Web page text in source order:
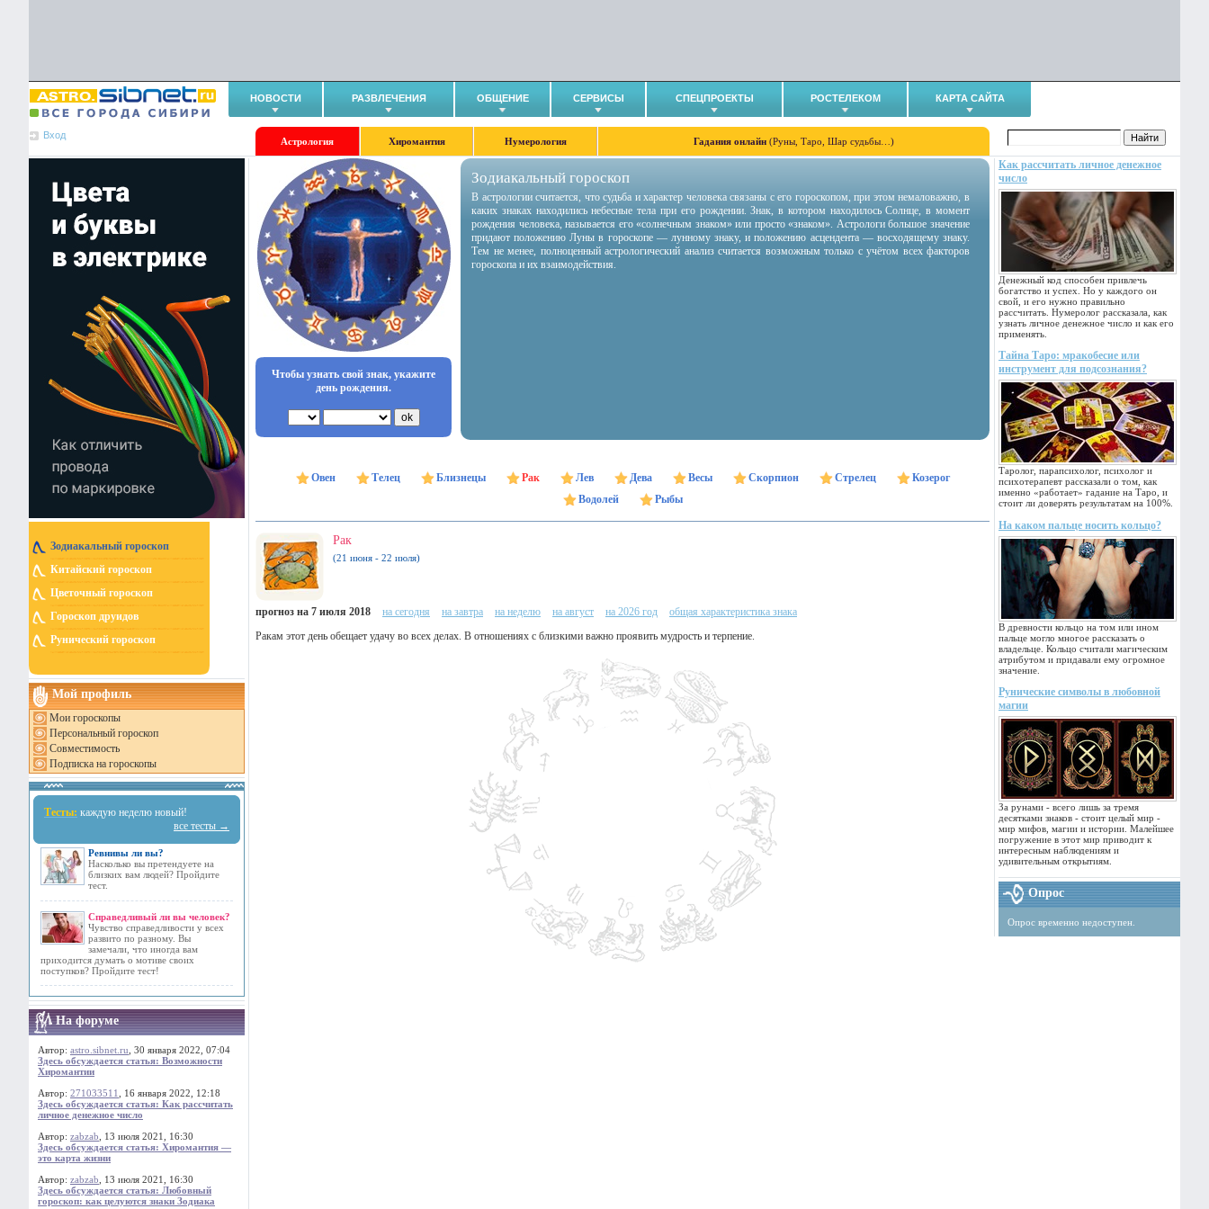
НОВОСТИ РАЗВЛЕЧЕНИЯ ОБЩЕНИЕ СЕРВИСЫ СПЕЦПРОЕКТЫ РОСТЕЛЕКОМ КАРТА САЙТА
Вход
Астрология Хиромантия Нумерология Гадания онлайн (Руны, Таро, Шар судьбы…)
Зодиакальный гороскоп
Китайский гороскоп
Цветочный гороскоп
Гороскоп друидов
Рунический гороскоп
Мой профиль
Мои гороскопы
Персональный гороскоп
Совместимость
Подписка на гороскопы
Тесты: каждую неделю новый!
все тесты →
Ревнивы ли вы?
Насколько вы претендуете на
близких вам людей? Пройдите
тест.
Справедливый ли вы человек?
Чувство справедливости у всех
развито по разному. Вы
замечали, что иногда вам
приходится думать о мотиве своих
поступков? Пройдите тест!
На форуме
Автор: astro.sibnet.ru , 30 января 2022, 07:04
Здесь обсуждается статья: Возможности
Хиромантии
Автор: 271033511
, 16 января 2022, 12:18
Здесь обсуждается статья: Как рассчитать
личное денежное число
Автор: zabzab , 13 июля 2021, 16:30
Здесь обсуждается статья: Хиромантия —
это карта жизни
Автор: zabzab , 13 июля 2021, 16:30
Здесь обсуждается статья: Любовный
гороскоп: как целуются знаки Зодиака
Как рассчитать личное денежное
число
Денежный код способен привлечь
богатство и успех. Но у каждого он
свой, и его нужно правильно
рассчитать. Нумеролог рассказала, как
узнать личное денежное число и как его
применять.
Тайна Таро: мракобесие или
инструмент для подсознания?
Таролог, парапсихолог, психолог и
психотерапевт рассказали о том, как
именно «работает» гадание на Таро, и
стоит ли доверять результатам на 100%.
На каком пальце носить кольцо?
В древности кольцо на том или ином
пальце могло многое рассказать о
владельце. Кольцо считали магическим
атрибутом и придавали ему огромное
значение.
Рунические символы в любовной
магии
За рунами - всего лишь за тремя
десятками знаков - стоит целый мир -
мир мифов, магии и истории. Малейшее
погружение в этот мир приводит к
интересным наблюдениям и
удивительным открытиям.
Опрос
Опрос временно недоступен.
Чтобы узнать свой знак, укажите
день рождения.
Зодиакальный гороскоп
В астрологии считается, что судьба и характер человека связаны с его гороскопом, при этом немаловажно, в
каких знаках находились небесные тела при его рождении. Знак, в котором находилось Солнце, в момент
рождения человека, называется его «солнечным знаком» или просто «знаком». Астрологи большое значение
придают положению Луны в гороскопе — лунному знаку, и положению асцендента — восходящему знаку.
Тем не менее, полноценный астрологический анализ считается возможным только с учётом всех факторов
гороскопа и их взаимодействия.
Овен Телец Близнецы Рак Лев Дева Весы Скорпион Стрелец
Козерог
Водолей
Рыбы
Рак
(21 июня - 22 июля)
прогноз на 7 июля 2018 на сегодня на завтра на неделю на август на 2026 год
общая характеристика знака
Ракам этот день обещает удачу во всех делах. В отношениях с близкими важно проявить мудрость и терпение.